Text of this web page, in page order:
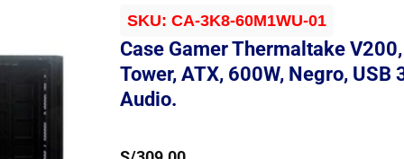
SKU: CA-3K8-60M1WU-01
Case Gamer Thermaltake
Tower, ATX, 600W, Negro, USB
Audio.